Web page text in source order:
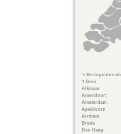
's-Hertogenbosch
't Gooi
Alkmaar
Amersfoort
Amsterdam
Apeldoorn
Arnhem
Breda
Den Haag